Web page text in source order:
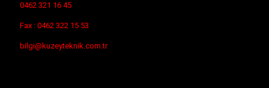
0462 321 16 45
Fax : 0462 322 15 53
bilgi@kuzeyteknik.com.tr